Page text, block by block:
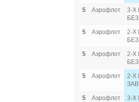
5
Аэрофлот
3-Х
5
Аэрофлот
2-Х
5
Аэрофлот
2-Х
5
Аэрофлот
2-Х
5
Аэрофлот
3-Х